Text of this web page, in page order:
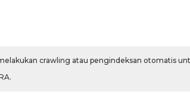
crawling atau pengindeksan otomatis